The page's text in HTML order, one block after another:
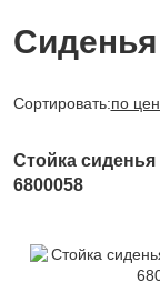
Сортировать:по
Стойка сиденья
6800058